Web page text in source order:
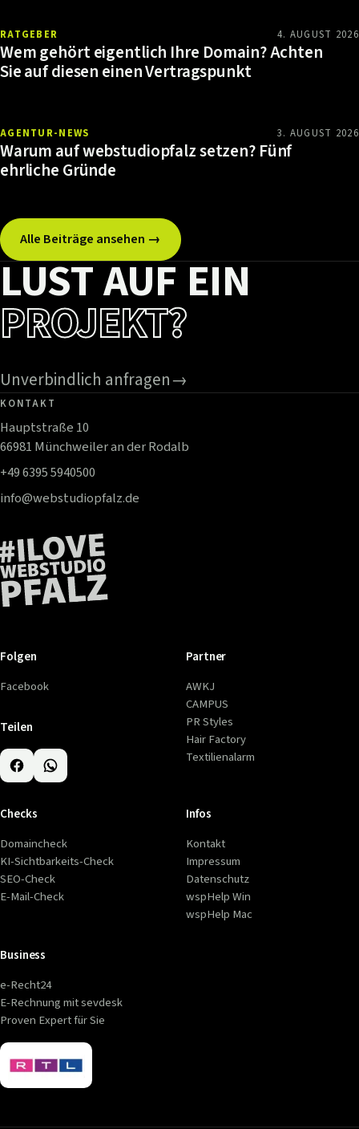
RATGEBER 4. AUGUST 2026
Wem gehört eigentlich Ihre Domain? Achten
Sie auf diesen einen Vertragspunkt
AGENTUR-NEWS 3. AUGUST 2026
Warum auf webstudiopfalz setzen? Fünf
ehrliche Gründe
Alle Beiträge ansehen →
LUST AUF EIN
PROJEKT?
Unverbindlich anfragen→
KONTAKT
Hauptstraße 10
66981 Münchweiler an der Rodalb
+49 6395 5940500
info@webstudiopfalz.de
Folgen
Facebook
Teilen
Partner
AWKJ
CAMPUS
PR Styles
Hair Factory
Textilienalarm
Checks
Domaincheck
KI-Sichtbarkeits-Check
SEO-Check
E-Mail-Check
Infos
Kontakt
Impressum
Datenschutz
wspHelp Win
wspHelp Mac
Business
e-Recht24
E-Rechnung mit sevdesk
Proven Expert für Sie